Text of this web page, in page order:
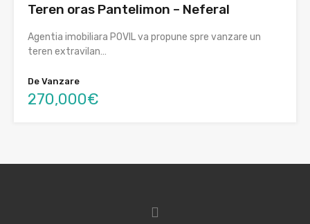
Teren oras Pantelimon – Neferal
Agentia imobiliara POVIL va propune spre vanzare un
teren extravilan…
De Vanzare
270,000€